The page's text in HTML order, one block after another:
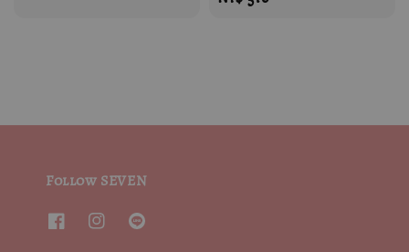
Follow SEVEN